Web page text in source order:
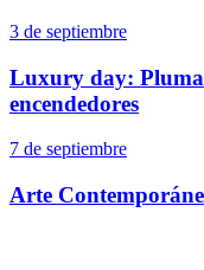
3 de septiembre
Luxury day:
encendedores
7 de septiembre
Arte